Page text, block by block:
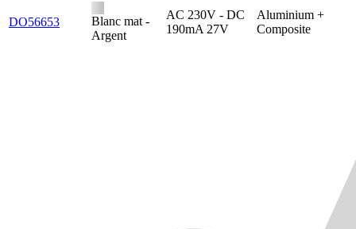
DO56653
Blanc mat -
Argent
AC 230V - DC
190mA 27V
Aluminium +
Composite